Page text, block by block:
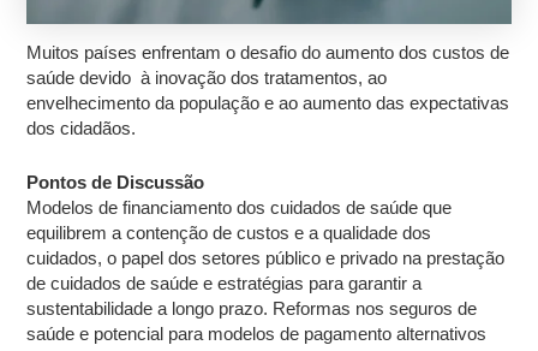
Muitos países enfrentam o desafio do aumento dos custos de
saúde devido à inovação dos tratamentos, ao
envelhecimento da população e ao aumento das expectativas
dos cidadãos.
Pontos de Discussão
Modelos de financiamento dos cuidados de saúde que
equilibrem a contenção de custos e a qualidade dos
cuidados, o papel dos setores público e privado na prestação
de cuidados de saúde e estratégias para garantir a
sustentabilidade a longo prazo. Reformas nos seguros de
saúde e potencial para modelos de pagamento alternativos